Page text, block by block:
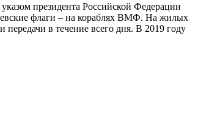
президента Российской Федерации
флаги – на кораблях ВМФ. На жилых
в течение всего дня. В 2019 году